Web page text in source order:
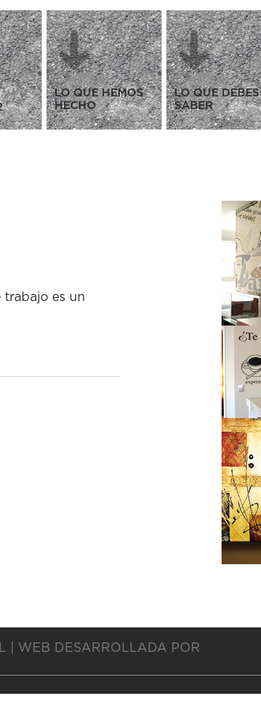
LO QUE HEMOS
HECHO
LO QUE DEBES
SABER
trabajo es un
| WEB DESARROLLADA POR